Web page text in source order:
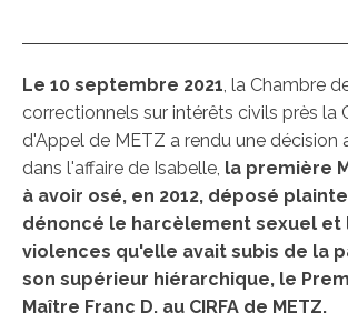
Le 10 septembre 2021 , la Chambre
correctionnels sur intérêts civils près la
d'Appel de METZ a rendu une décision
dans l'affaire de Isabelle, la première
à avoir osé, en 2012, déposé
dénoncé le harcèlement sexuel et
violences qu'elle avait subis de la
son supérieur hiérarchique, le
Maître Franc D. au CIRFA de METZ.